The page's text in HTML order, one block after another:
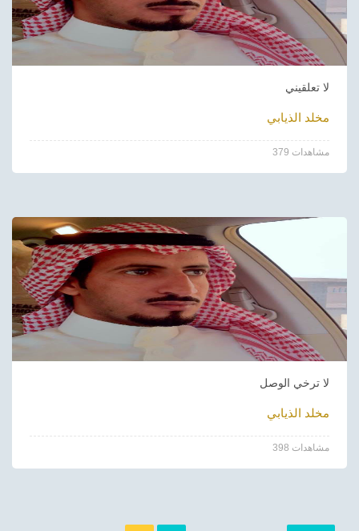
لا تعلقيني
مخلد الذيابي
379 مشاهدات
لا ترخي الوصل
مخلد الذيابي
398 مشاهدات